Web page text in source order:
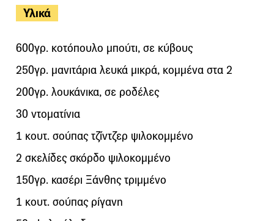
Υλικά
600γρ. κοτόπουλο μπούτι, σε κύβους
250γρ. μανιτάρια λευκά μικρά, κομμένα στα 2
200γρ. λουκάνικα, σε ροδέλες
30 ντοματίνια
1 κουτ. σούπας τζίντζερ ψιλοκομμένο
2 σκελίδες σκόρδο ψιλοκομμένο
150γρ. κασέρι Ξάνθης τριμμένο
1 κουτ. σούπας ρίγανη